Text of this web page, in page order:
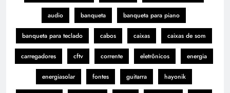
audio banqueta banqueta para piano
banqueta para teclado cabos caixas caixas de som
carregadores cftv corrente eletrônicos energia
energiasolar fontes guitarra hayonik